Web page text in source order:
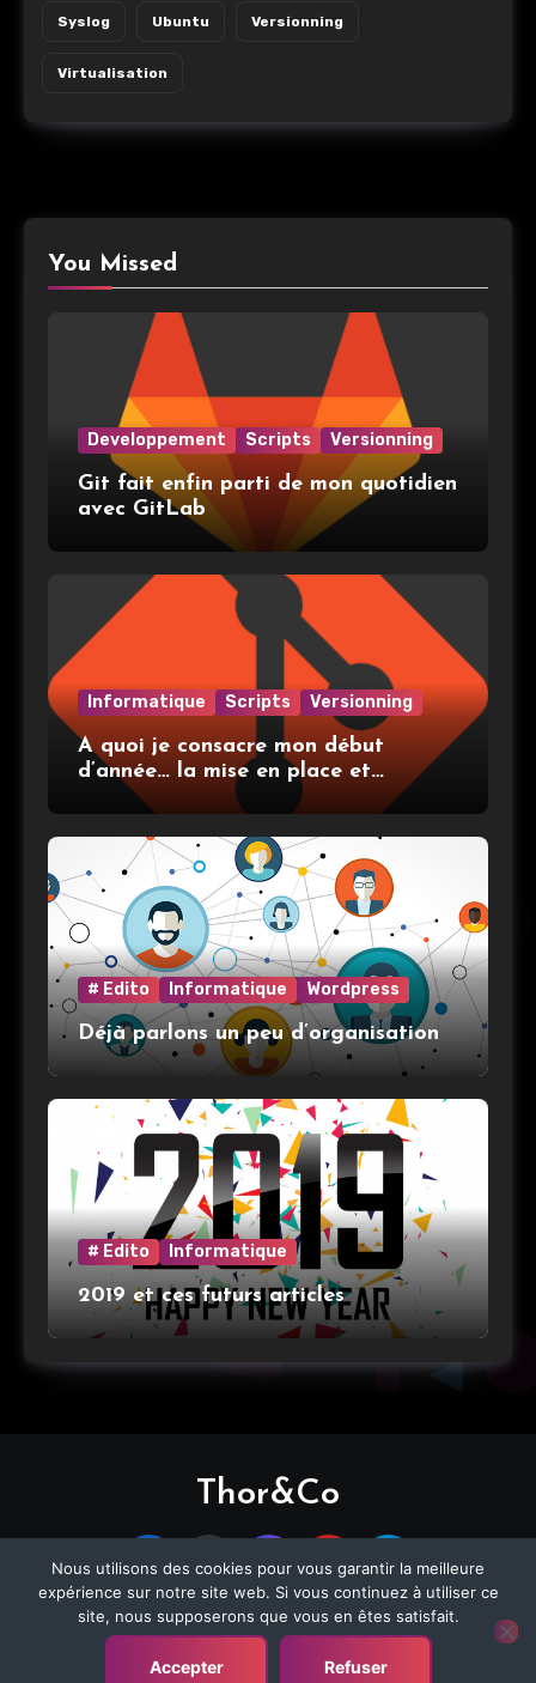
Syslog Ubuntu Versionning
Virtualisation
You Missed
Developpement Scripts Versionning
Git fait enfin parti de mon quotidien
avec GitLab
Informatique Scripts Versionning
A quoi je consacre mon début
d’année… la mise en place et
l’utilisation de git
# Edito Informatique Wordpress
Déjà parlons un peu d’organisation
# Edito Informatique
2019 et ces futurs articles
Thor&Co
Copyright © All rights reserved
Nous utilisons des cookies pour vous garantir la meilleure
expérience sur notre site web. Si vous continuez à utiliser ce
site, nous supposerons que vous en êtes satisfait.
Accepter Refuser